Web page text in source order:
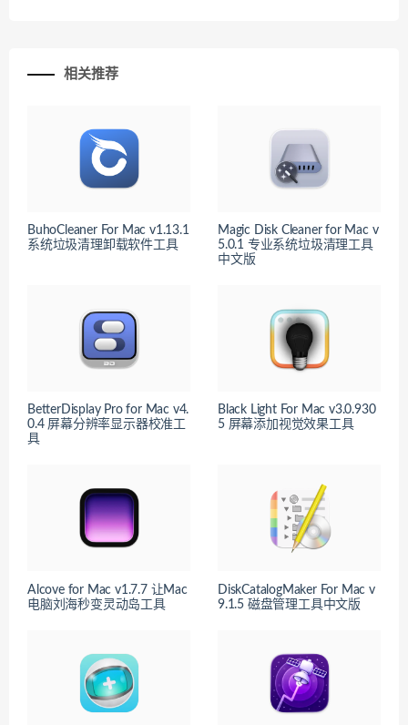
相关推荐
BuhoCleaner For Mac v1.13.1
系统垃圾清理卸载软件工具
Magic Disk Cleaner for Mac v
5.0.1 专业系统垃圾清理工具
中文版
BetterDisplay Pro for Mac v4.
0.4 屏幕分辨率显示器校准工
具
Black Light For Mac v3.0.930
5 屏幕添加视觉效果工具
Alcove for Mac v1.7.7 让Mac
电脑刘海秒变灵动岛工具
DiskCatalogMaker For Mac v
9.1.5 磁盘管理工具中文版